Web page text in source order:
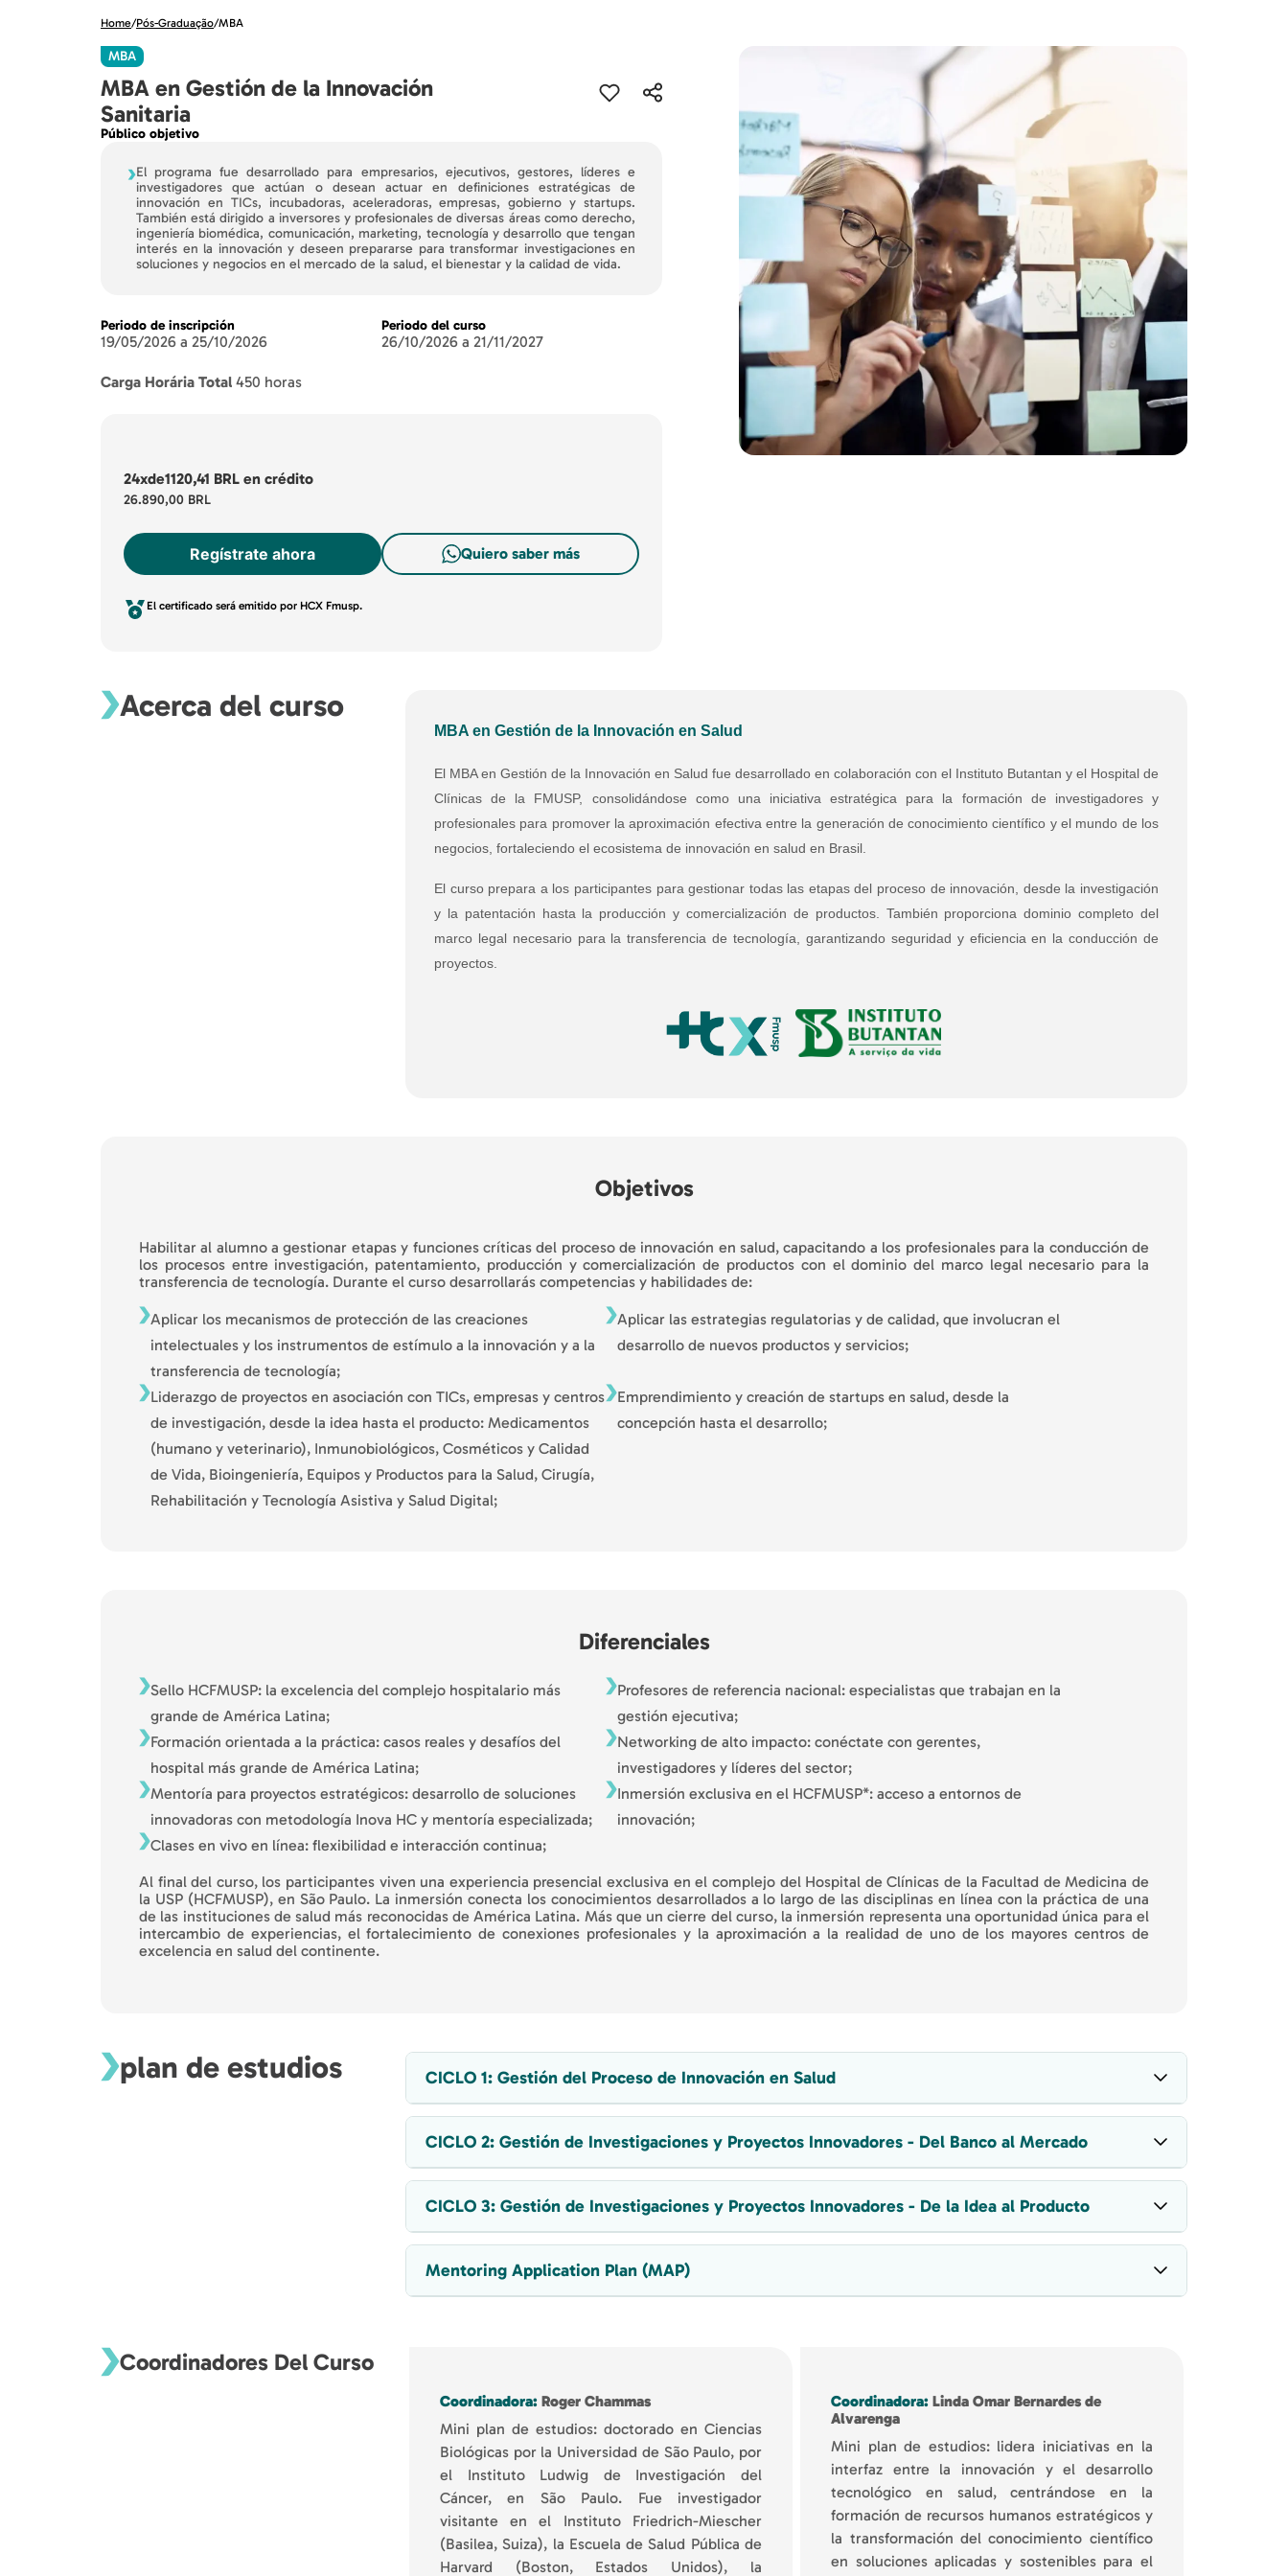
Home/Pós-Graduação/MBA
MBA
MBA en Gestión de la Innovación
Sanitaria
Público objetivo
›El programa fue desarrollado para empresarios, ejecutivos, gestores, líderes e
investigadores que actúan o desean actuar en definiciones estratégicas de
innovación en TICs, incubadoras, aceleradoras, empresas, gobierno y startups.
También está dirigido a inversores y profesionales de diversas áreas como derecho,
ingeniería biomédica, comunicación, marketing, tecnología y desarrollo que tengan
interés en la innovación y deseen prepararse para transformar investigaciones en
soluciones y negocios en el mercado de la salud, el bienestar y la calidad de vida.
Periodo de inscripción
19/05/2026 a 25/10/2026
Periodo del curso
26/10/2026 a 21/11/2027
Carga Horária Total 450 horas
24xde1120,41 BRL en crédito
26.890,00 BRL
Regístrate ahora Quiero saber más
El certificado será emitido por HCX Fmusp.
Acerca del curso
MBA en Gestión de la Innovación en Salud
El MBA en Gestión de la Innovación en Salud fue desarrollado en colaboración con el Instituto Butantan y el Hospital de
Clínicas de la FMUSP, consolidándose como una iniciativa estratégica para la formación de investigadores y
profesionales para promover la aproximación efectiva entre la generación de conocimiento científico y el mundo de los
negocios, fortaleciendo el ecosistema de innovación en salud en Brasil.
El curso prepara a los participantes para gestionar todas las etapas del proceso de innovación, desde la investigación
y la patentación hasta la producción y comercialización de productos. También proporciona dominio completo del
marco legal necesario para la transferencia de tecnología, garantizando seguridad y eficiencia en la conducción de
proyectos.
Objetivos
Habilitar al alumno a gestionar etapas y funciones críticas del proceso de innovación en salud, capacitando a los profesionales para la conducción de
los procesos entre investigación, patentamiento, producción y comercialización de productos con el dominio del marco legal necesario para la
transferencia de tecnología. Durante el curso desarrollarás competencias y habilidades de:
Aplicar los mecanismos de protección de las creaciones
intelectuales y los instrumentos de estímulo a la innovación y a la
transferencia de tecnología;
Aplicar las estrategias regulatorias y de calidad, que involucran el
desarrollo de nuevos productos y servicios;
Liderazgo de proyectos en asociación con TICs, empresas y centros
de investigación, desde la idea hasta el producto: Medicamentos
(humano y veterinario), Inmunobiológicos, Cosméticos y Calidad
de Vida, Bioingeniería, Equipos y Productos para la Salud, Cirugía,
Rehabilitación y Tecnología Asistiva y Salud Digital;
Emprendimiento y creación de startups en salud, desde la
concepción hasta el desarrollo;
Diferenciales
Sello HCFMUSP: la excelencia del complejo hospitalario más
grande de América Latina;
Profesores de referencia nacional: especialistas que trabajan en la
gestión ejecutiva;
Formación orientada a la práctica: casos reales y desafíos del
hospital más grande de América Latina;
Networking de alto impacto: conéctate con gerentes,
investigadores y líderes del sector;
Mentoría para proyectos estratégicos: desarrollo de soluciones
innovadoras con metodología Inova HC y mentoría especializada;
Inmersión exclusiva en el HCFMUSP*: acceso a entornos de
innovación;
Clases en vivo en línea: flexibilidad e interacción continua;
Al final del curso, los participantes viven una experiencia presencial exclusiva en el complejo del Hospital de Clínicas de la Facultad de Medicina de
la USP (HCFMUSP), en São Paulo. La inmersión conecta los conocimientos desarrollados a lo largo de las disciplinas en línea con la práctica de una
de las instituciones de salud más reconocidas de América Latina. Más que un cierre del curso, la inmersión representa una oportunidad única para el
intercambio de experiencias, el fortalecimiento de conexiones profesionales y la aproximación a la realidad de uno de los mayores centros de
excelencia en salud del continente.
plan de estudios CICLO 1: Gestión del Proceso de Innovación en Salud
CICLO 2: Gestión de Investigaciones y Proyectos Innovadores - Del Banco al Mercado
CICLO 3: Gestión de Investigaciones y Proyectos Innovadores - De la Idea al Producto
Mentoring Application Plan (MAP)
Coordinadores Del Curso
Coordinadora: Roger Chammas
Mini plan de estudios: doctorado en Ciencias
Biológicas por la Universidad de São Paulo, por
el Instituto Ludwig de Investigación del
Cáncer, en São Paulo. Fue investigador
visitante en el Instituto Friedrich-Miescher
(Basilea, Suiza), la Escuela de Salud Pública de
Harvard (Boston, Estados Unidos), la
Coordinadora: Linda Omar Bernardes de
Alvarenga
Mini plan de estudios: lidera iniciativas en la
interfaz entre la innovación y el desarrollo
tecnológico en salud, centrándose en la
formación de recursos humanos estratégicos y
la transformación del conocimiento científico
en soluciones aplicadas y sostenibles para el